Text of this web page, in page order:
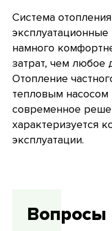
Система
эксплуатационные
намного
затрат, чем любое
Отопление
тепловым насосом
современное
характеризуется
эксплуатации.
Вопросы